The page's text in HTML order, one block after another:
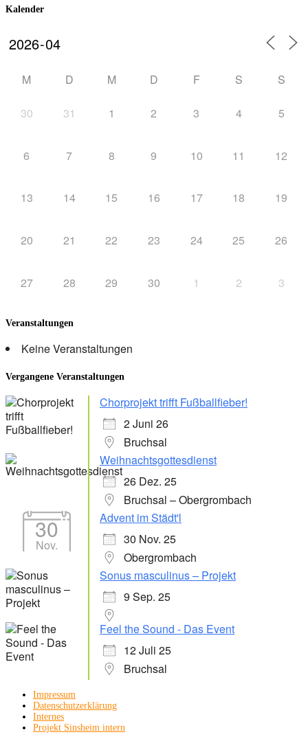
Kalender
M D M D F S S
30 31 1 2 3 4 5
6 7 8 9 10 11 12
13 14 15 16 17 18 19
20 21 22 23 24 25 26
27 28 29 30 1 2 3
Veranstaltungen
Keine Veranstaltungen
Vergangene Veranstaltungen
Chorprojekt trifft Fußballfieber!
2 Juni 26
Bruchsal
Weihnachtsgottesdienst
26 Dez. 25
Bruchsal – Obergrombach
30
Nov.
Advent im Städt'l
30 Nov. 25
Obergrombach
Sonus masculinus – Projekt
9 Sep. 25
Feel the Sound - Das Event
12 Juli 25
Bruchsal
Impressum
Datenschutzerklärung
Internes
Projekt Sinsheim intern